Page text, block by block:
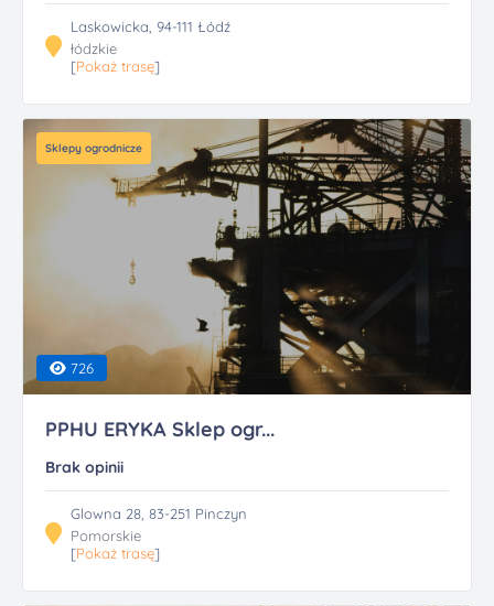
Laskowicka, 94-111 Łódź
łódzkie
[Pokaż trasę]
Sklepy ogrodnicze
726
PPHU ERYKA Sklep ogr...
Brak opinii
Glowna 28, 83-251 Pinczyn
Pomorskie
[Pokaż trasę]